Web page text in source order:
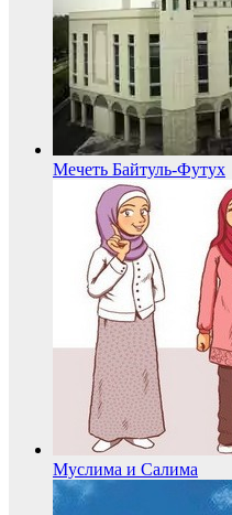
Мечеть Байтуль-Футух
Муслима и Салима